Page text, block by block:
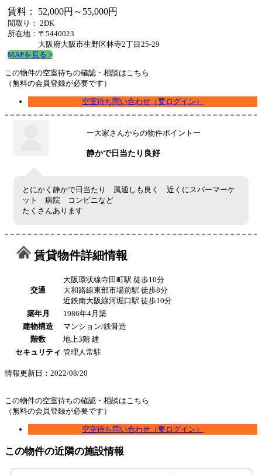
賃料： 52,000円～55,000円
間取り： 2DK
所在地：〒5440023
大阪府大阪市生野区林寺2丁目25-29
MAPを見る >
この物件の空室待ちの確認・相談はこちら
（無料の会員登録が必要です）
空室待ち問い合わせ（要ログイン）
ー大家さんからの物件ポイントー
静かで日当たり良好
とにかく静かで日当たり 風通しも良く 近くにスパーマーケ
ット 病院 コンビニなど
たくさんあります
賃貸物件詳細情報
交通
大阪環状線寺田町駅 徒歩10分
大和路線東部市場前駅 徒歩8分
近鉄南大阪線河堀口駅 徒歩10分
築年月
1986年4月築
建物構造
マンション/鉄骨造
階数
地上3階 建
セキュリティ 管理人常駐
情報更新日：2022/08/20
この物件の空室待ちの確認・相談はこちら
（無料の会員登録が必要です）
空室待ち問い合わせ（要ログイン）
この物件の近隣の施設情報